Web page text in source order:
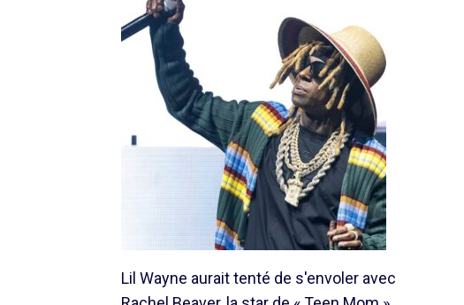
Lil Wayne aurait tenté de s'envoler avec